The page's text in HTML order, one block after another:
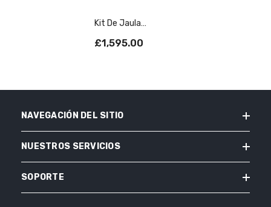
Kit De Jaula
MK1 Multipunto T45
£1,595.00
NAVEGACIÓN DEL SITIO
NUESTROS SERVICIOS
SOPORTE